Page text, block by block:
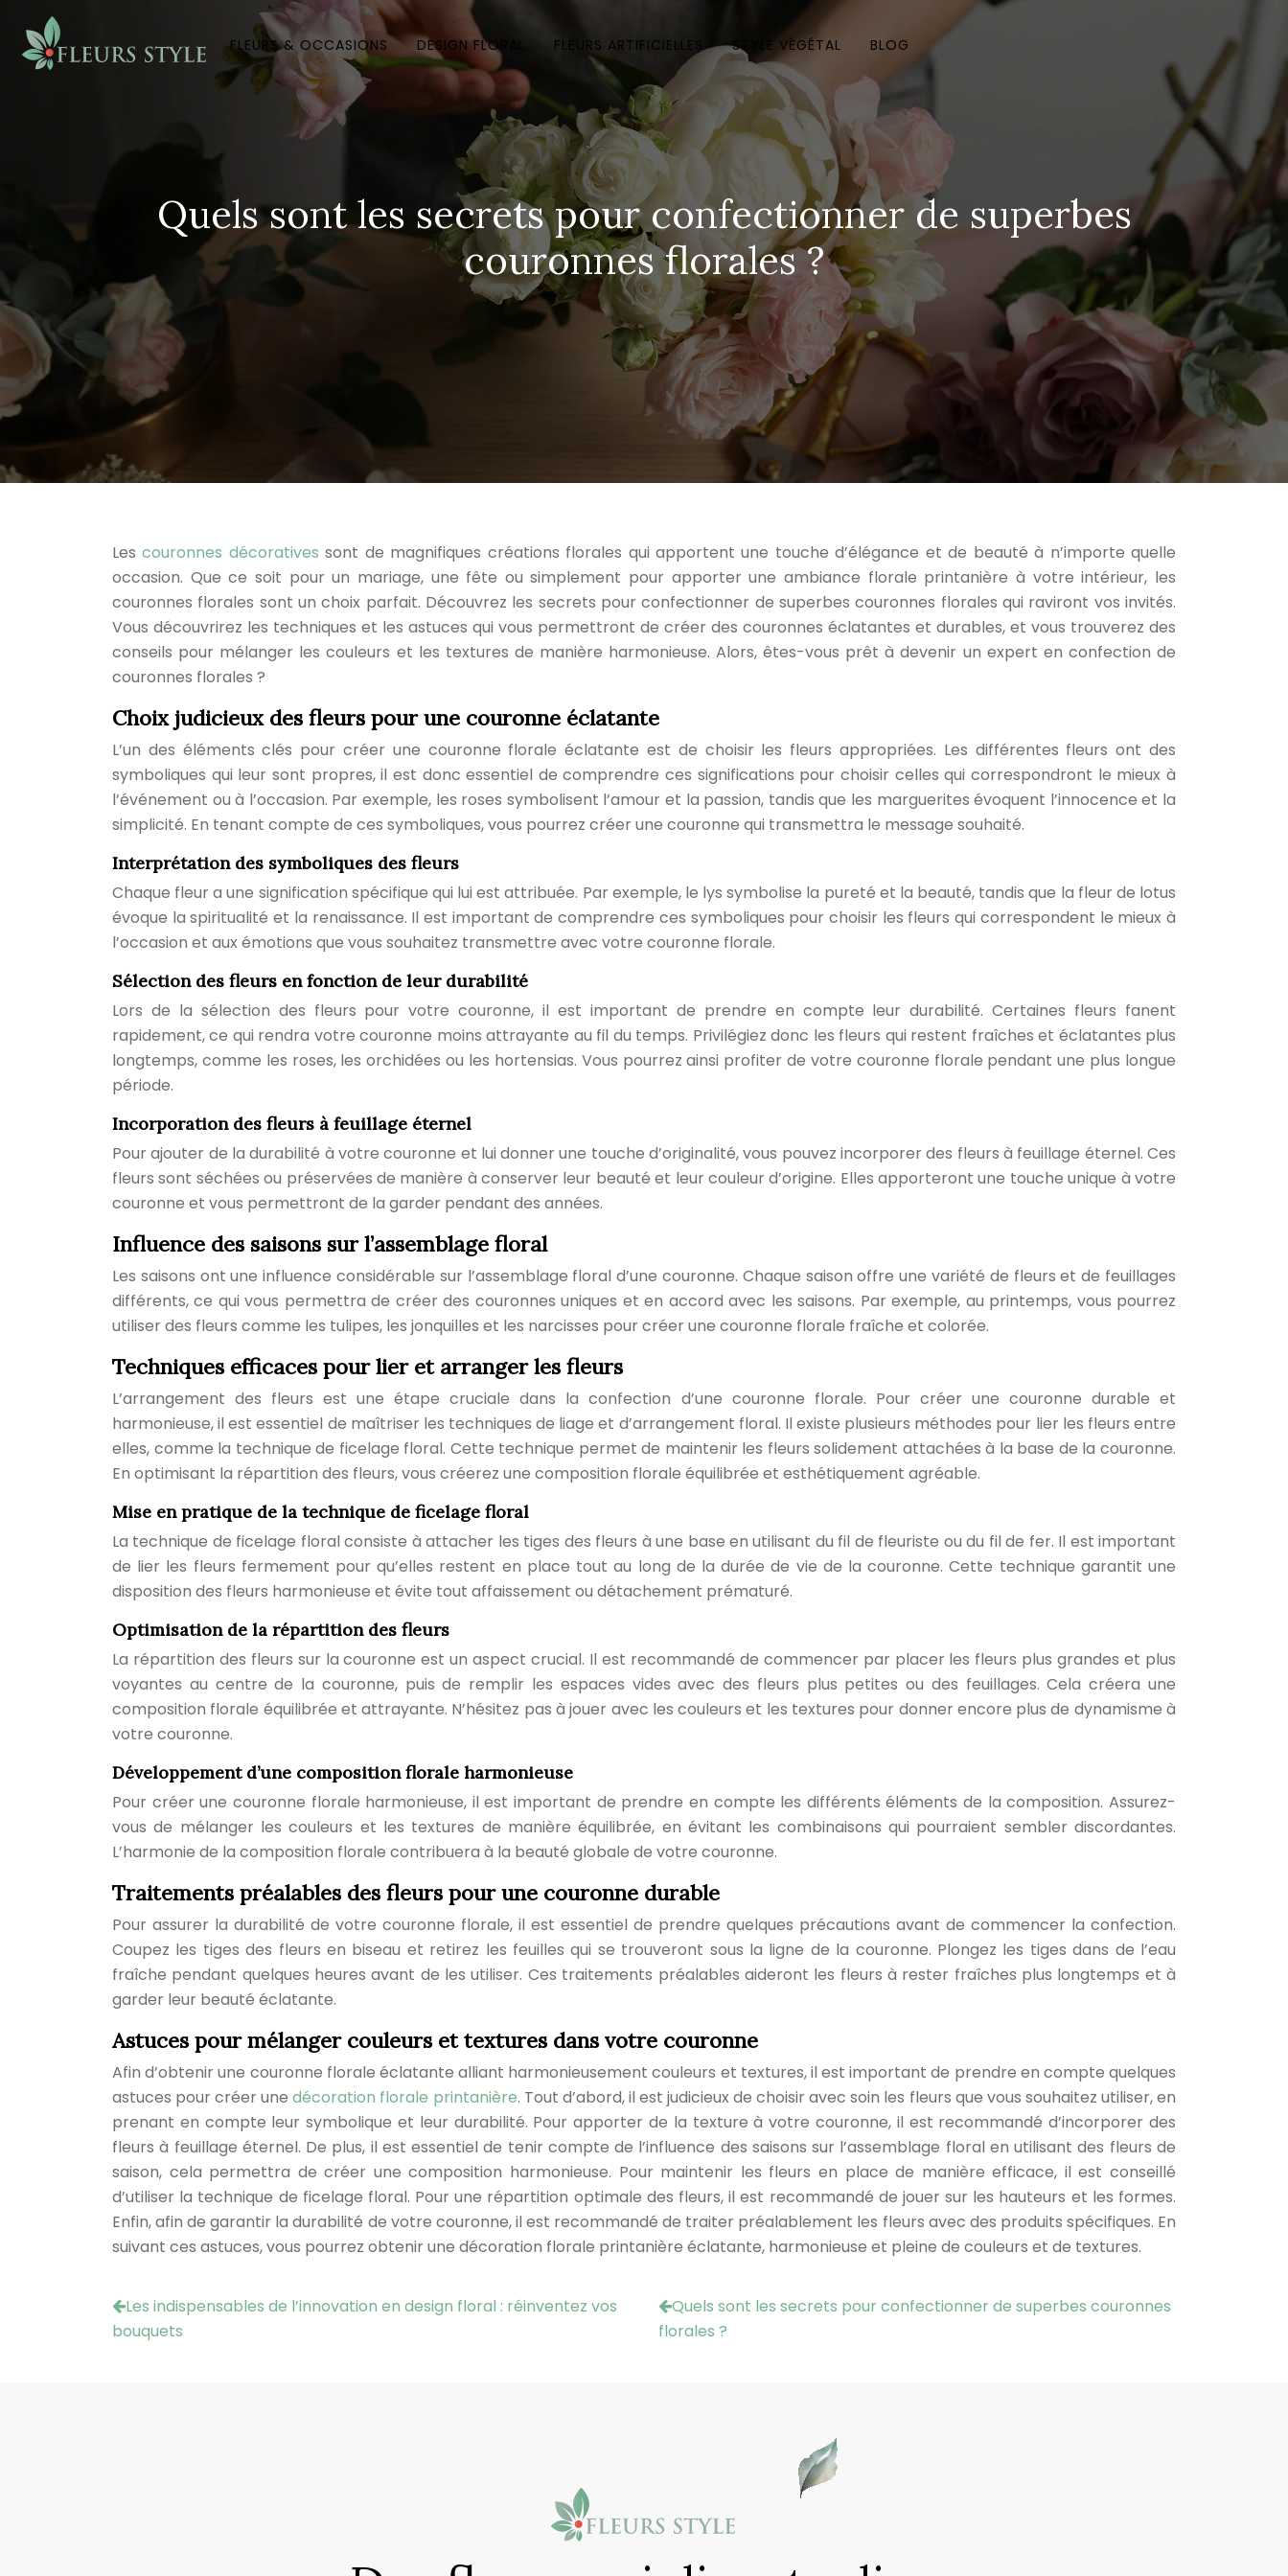
FLEURS & OCCASIONS DESIGN FLORAL FLEURS ARTIFICIELLES STYLE VÉGÉTAL BLOG
Quels sont les secrets pour confectionner de superbes
couronnes florales ?
Lescouronnes décoratives sont de magnifiques créations florales qui apportent une touche d’élégance et de beauté à n’importe quelle
occasion. Que ce soit pour un mariage, une fête ou simplement pour apporter une ambiance florale printanière à votre intérieur, les
couronnes florales sont un choix parfait. Découvrez les secrets pour confectionner de superbes couronnes florales qui raviront vos invités.
Vous découvrirez les techniques et les astuces qui vous permettront de créer des couronnes éclatantes et durables, et vous trouverez des
conseils pour mélanger les couleurs et les textures de manière harmonieuse. Alors, êtes-vous prêt à devenir un expert en confection de
couronnes florales ?
Choix judicieux des fleurs pour une couronne éclatante
L’un des éléments clés pour créer une couronne florale éclatante est de choisir les fleurs appropriées. Les différentes fleurs ont des
symboliques qui leur sont propres, il est donc essentiel de comprendre ces significations pour choisir celles qui correspondront le mieux à
l’événement ou à l’occasion. Par exemple, les roses symbolisent l’amour et la passion, tandis que les marguerites évoquent l’innocence et la
simplicité. En tenant compte de ces symboliques, vous pourrez créer une couronne qui transmettra le message souhaité.
Interprétation des symboliques des fleurs
Chaque fleur a une signification spécifique qui lui est attribuée. Par exemple, le lys symbolise la pureté et la beauté, tandis que la fleur de lotus
évoque la spiritualité et la renaissance. Il est important de comprendre ces symboliques pour choisir les fleurs qui correspondent le mieux à
l’occasion et aux émotions que vous souhaitez transmettre avec votre couronne florale.
Sélection des fleurs en fonction de leur durabilité
Lors de la sélection des fleurs pour votre couronne, il est important de prendre en compte leur durabilité. Certaines fleurs fanent
rapidement, ce qui rendra votre couronne moins attrayante au fil du temps. Privilégiez donc les fleurs qui restent fraîches et éclatantes plus
longtemps, comme les roses, les orchidées ou les hortensias. Vous pourrez ainsi profiter de votre couronne florale pendant une plus longue
période.
Incorporation des fleurs à feuillage éternel
Pour ajouter de la durabilité à votre couronne et lui donner une touche d’originalité, vous pouvez incorporer des fleurs à feuillage éternel. Ces
fleurs sont séchées ou préservées de manière à conserver leur beauté et leur couleur d’origine. Elles apporteront une touche unique à votre
couronne et vous permettront de la garder pendant des années.
Influence des saisons sur l’assemblage floral
Les saisons ont une influence considérable sur l’assemblage floral d’une couronne. Chaque saison offre une variété de fleurs et de feuillages
différents, ce qui vous permettra de créer des couronnes uniques et en accord avec les saisons. Par exemple, au printemps, vous pourrez
utiliser des fleurs comme les tulipes, les jonquilles et les narcisses pour créer une couronne florale fraîche et colorée.
Techniques efficaces pour lier et arranger les fleurs
L’arrangement des fleurs est une étape cruciale dans la confection d’une couronne florale. Pour créer une couronne durable et
harmonieuse, il est essentiel de maîtriser les techniques de liage et d’arrangement floral. Il existe plusieurs méthodes pour lier les fleurs entre
elles, comme la technique de ficelage floral. Cette technique permet de maintenir les fleurs solidement attachées à la base de la couronne.
En optimisant la répartition des fleurs, vous créerez une composition florale équilibrée et esthétiquement agréable.
Mise en pratique de la technique de ficelage floral
La technique de ficelage floral consiste à attacher les tiges des fleurs à une base en utilisant du fil de fleuriste ou du fil de fer. Il est important
de lier les fleurs fermement pour qu’elles restent en place tout au long de la durée de vie de la couronne. Cette technique garantit une
disposition des fleurs harmonieuse et évite tout affaissement ou détachement prématuré.
Optimisation de la répartition des fleurs
La répartition des fleurs sur la couronne est un aspect crucial. Il est recommandé de commencer par placer les fleurs plus grandes et plus
voyantes au centre de la couronne, puis de remplir les espaces vides avec des fleurs plus petites ou des feuillages. Cela créera une
composition florale équilibrée et attrayante. N’hésitez pas à jouer avec les couleurs et les textures pour donner encore plus de dynamisme à
votre couronne.
Développement d’une composition florale harmonieuse
Pour créer une couronne florale harmonieuse, il est important de prendre en compte les différents éléments de la composition. Assurez-
vous de mélanger les couleurs et les textures de manière équilibrée, en évitant les combinaisons qui pourraient sembler discordantes.
L’harmonie de la composition florale contribuera à la beauté globale de votre couronne.
Traitements préalables des fleurs pour une couronne durable
Pour assurer la durabilité de votre couronne florale, il est essentiel de prendre quelques précautions avant de commencer la confection.
Coupez les tiges des fleurs en biseau et retirez les feuilles qui se trouveront sous la ligne de la couronne. Plongez les tiges dans de l’eau
fraîche pendant quelques heures avant de les utiliser. Ces traitements préalables aideront les fleurs à rester fraîches plus longtemps et à
garder leur beauté éclatante.
Astuces pour mélanger couleurs et textures dans votre couronne
Afin d’obtenir une couronne florale éclatante alliant harmonieusement couleurs et textures, il est important de prendre en compte quelques
astuces pour créer unedécoration florale printanière. Tout d’abord, il est judicieux de choisir avec soin les fleurs que vous souhaitez utiliser, en
prenant en compte leur symbolique et leur durabilité. Pour apporter de la texture à votre couronne, il est recommandé d’incorporer des
fleurs à feuillage éternel. De plus, il est essentiel de tenir compte de l’influence des saisons sur l’assemblage floral en utilisant des fleurs de
saison, cela permettra de créer une composition harmonieuse. Pour maintenir les fleurs en place de manière efficace, il est conseillé
d’utiliser la technique de ficelage floral. Pour une répartition optimale des fleurs, il est recommandé de jouer sur les hauteurs et les formes.
Enfin, afin de garantir la durabilité de votre couronne, il est recommandé de traiter préalablement les fleurs avec des produits spécifiques. En
suivant ces astuces, vous pourrez obtenir une décoration florale printanière éclatante, harmonieuse et pleine de couleurs et de textures.
Les indispensables de l’innovation en design floral : réinventez vos
bouquets
Quels sont les secrets pour confectionner de superbes couronnes
florales ?